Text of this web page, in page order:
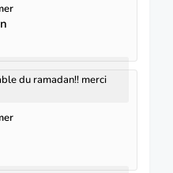
du ramadan!! merci